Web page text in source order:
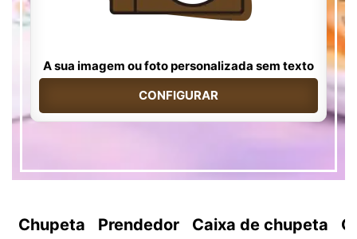
A sua imagem ou foto personalizada sem texto
CONFIGURAR
Chupeta Prendedor Caixa de chupeta